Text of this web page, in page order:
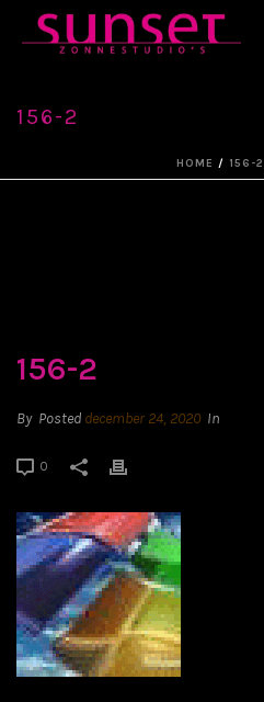
156-2
HOME / 156-2
156-2
By Posted december 24, 2020 In
0